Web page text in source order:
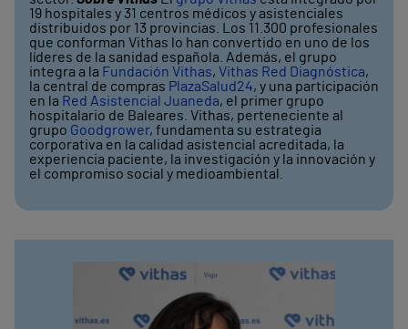
19 hospitales y 31 centros médicos y asistenciales
distribuidos por 13 provincias. Los 11.300 profesionales
que conforman Vithas lo han convertido en uno de los
líderes de la sanidad española. Además, el grupo
integra a la Fundación Vithas, Vithas Red Diagnóstica,
la central de compras PlazaSalud24, y una participación
en la Red Asistencial Juaneda, el primer grupo
hospitalario de Baleares. Vithas, perteneciente al
grupo Goodgrower, fundamenta su estrategia
corporativa en la calidad asistencial acreditada, la
experiencia paciente, la investigación y la innovación y
el compromiso social y medioambiental.